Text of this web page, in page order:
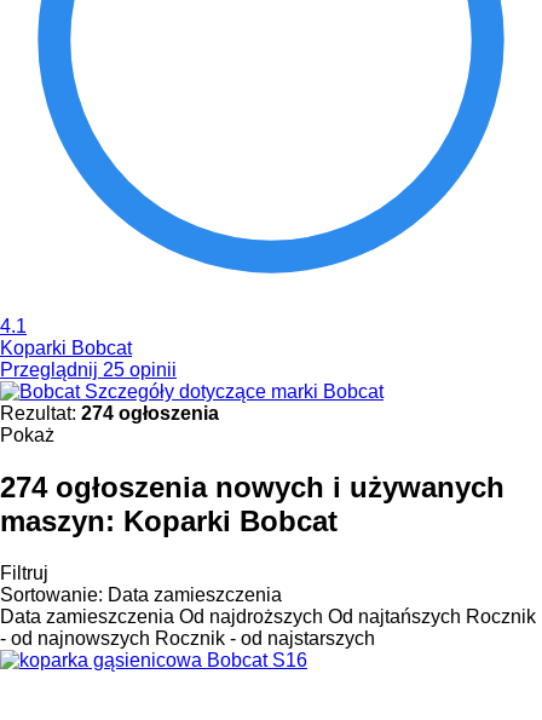
4.1
Koparki Bobcat
Przeglądnij 25 opinii
Szczegóły dotyczące marki Bobcat
Rezultat: 274 ogłoszenia
Pokaż
274 ogłoszenia nowych i używanych
maszyn: Koparki Bobcat
Filtruj
Sortowanie: Data zamieszczenia
Data zamieszczenia Od najdroższych Od najtańszych Rocznik
- od najnowszych Rocznik - od najstarszych